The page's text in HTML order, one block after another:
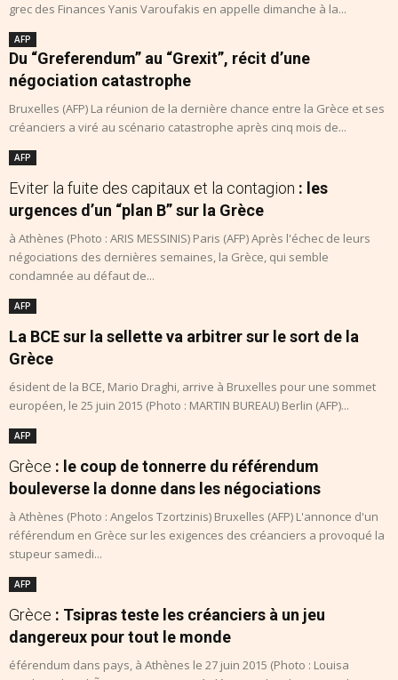
grec des Finances Yanis Varoufakis en appelle dimanche à la...
AFP
Du “Greferendum” au “Grexit”, récit d’une
négociation catastrophe
Bruxelles (AFP) La réunion de la dernière chance entre la Grèce et ses
créanciers a viré au scénario catastrophe après cinq mois de...
AFP
Eviter la fuite des capitaux et la contagion : les
urgences d’un “plan B” sur la Grèce
à Athènes (Photo : ARIS MESSINIS) Paris (AFP) Après l'échec de leurs
négociations des dernières semaines, la Grèce, qui semble
condamnée au défaut de...
AFP
La BCE sur la sellette va arbitrer sur le sort de la
Grèce
ésident de la BCE, Mario Draghi, arrive à Bruxelles pour une sommet
européen, le 25 juin 2015 (Photo : MARTIN BUREAU) Berlin (AFP)...
AFP
Grèce : le coup de tonnerre du référendum
bouleverse la donne dans les négociations
à Athènes (Photo : Angelos Tzortzinis) Bruxelles (AFP) L'annonce d'un
référendum en Grèce sur les exigences des créanciers a provoqué la
stupeur samedi...
AFP
Grèce : Tsipras teste les créanciers à un jeu
dangereux pour tout le monde
éférendum dans pays, à Athènes le 27 juin 2015 (Photo : Louisa